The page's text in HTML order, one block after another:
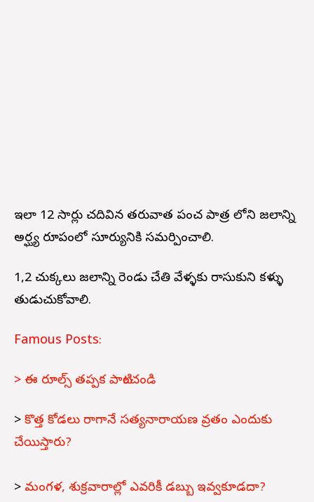
ఇలా 12 సార్లు చదివిన తరువాత పంచ పాత్ర లోని జలాన్ని
అర్ఘ్య రూపంలో సూర్యునికి సమర్పించాలి.
1,2 చుక్కలు జలాన్ని రెండు చేతి వేళ్ళకు రాసుకుని కళ్ళు
తుడుచుకోవాలి.
Famous Posts:
> ఈ రూల్స్ తప్పక పాటించండి
> కొత్త కోడలు రాగానే సత్యనారాయణ వ్రతం ఎందుకు
చేయిస్తారు?
> మంగళ, శుక్రవారాల్లో ఎవరికీ డబ్బు ఇవ్వకూడదా?